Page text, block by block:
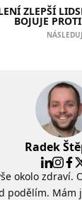
ZLEPŠÍ
BOJUJE
Radek
okolo zdraví.
podělím. Mám